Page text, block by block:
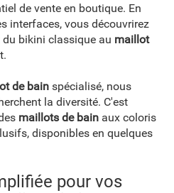
de vente en boutique. En
interfaces, vous découvrirez
bikini classique au maillot
de bain spécialisé, nous
la diversité. C'est
maillots de bain aux coloris
disponibles en quelques
pour vos